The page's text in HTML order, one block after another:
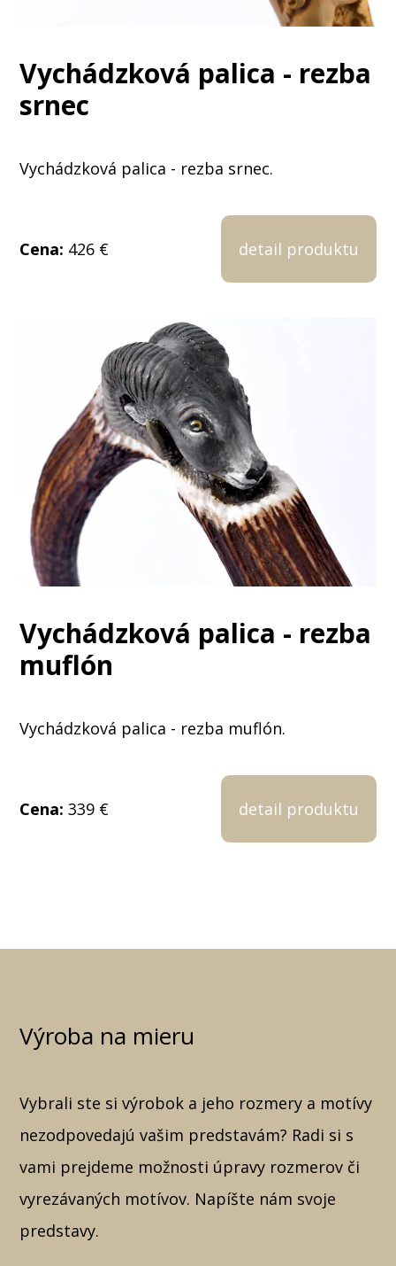
Vychádzková palica - rezba
srnec
Vychádzková palica - rezba srnec.
Cena: 426 € detail produktu
Vychádzková palica - rezba
muflón
Vychádzková palica - rezba muflón.
Cena: 339 € detail produktu
Výroba na mieru
Vybrali ste si výrobok a jeho rozmery a motívy
nezodpovedajú vašim predstavám? Radi si s
vami prejdeme možnosti úpravy rozmerov či
vyrezávaných motívov. Napíšte nám svoje
predstavy.